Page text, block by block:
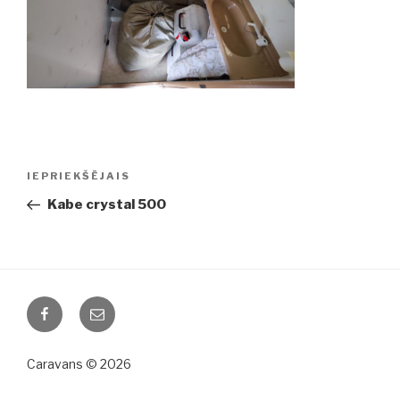
Ziņu
Iepriekšējā
ziņa:
IEPRIEKŠĒJAIS
Kabe crystal 500
FacebookEmail
Caravans © 2026